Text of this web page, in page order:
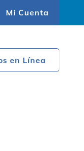
Mi Cuenta
en Línea